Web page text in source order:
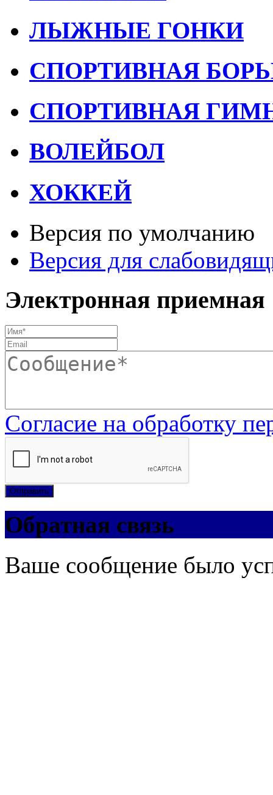
ЛЫЖНЫЕ ГОНКИ
СПОРТИВНАЯ
СПОРТИВНАЯ
ВОЛЕЙБОЛ
ХОККЕЙ
Версия по умолчанию
Версия для
Электронная приемная
Согласие на обработку
Отправить
Обратная связь
Ваше сообщение было